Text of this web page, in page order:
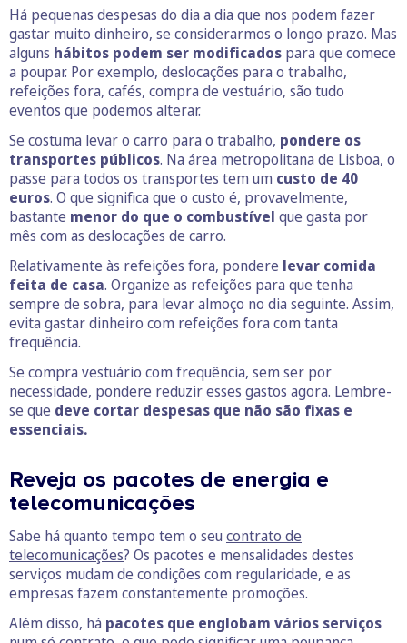
Há pequenas despesas do dia a dia que nos podem fazer
gastar muito dinheiro, se considerarmos o longo prazo. Mas
alguns hábitos podem ser modificados para que comece
a poupar. Por exemplo, deslocações para o trabalho,
refeições fora, cafés, compra de vestuário, são tudo
eventos que podemos alterar.
Se costuma levar o carro para o trabalho, pondere os
transportes públicos. Na área metropolitana de Lisboa, o
passe para todos os transportes tem um custo de 40
euros. O que significa que o custo é, provavelmente,
bastante menor do que o combustível que gasta por
mês com as deslocações de carro.
Relativamente às refeições fora, pondere levar comida
feita de casa. Organize as refeições para que tenha
sempre de sobra, para levar almoço no dia seguinte. Assim,
evita gastar dinheiro com refeições fora com tanta
frequência.
Se compra vestuário com frequência, sem ser por
necessidade, pondere reduzir esses gastos agora. Lembre-
se que deve cortar despesas que não são fixas e
essenciais.
Reveja os pacotes de energia e
telecomunicações
Sabe há quanto tempo tem o seu contrato de
telecomunicações? Os pacotes e mensalidades destes
serviços mudam de condições com regularidade, e as
empresas fazem constantemente promoções.
Além disso, há pacotes que englobam vários serviços